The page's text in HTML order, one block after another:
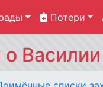
Потери
Василии